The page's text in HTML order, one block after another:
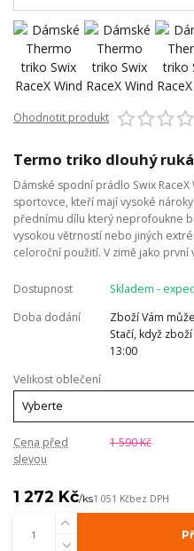
Ohodnotit produkt
Termo triko dlouhý
Dámské spodní prádlo Swix
sportovce, kteří mají vysoké
přednímu dílu který neprofoukne
vysokou větrností nebo jiných
celoroční použití. V zimě jako první
Dostupnost
Skladem -
Doba dodání
Zboží Vám
Stačí, když
13:00
Velikost oblečení
Cena před
slevou
1 590 Kč
1 272 Kč/ks1 051 Kčbez DPH